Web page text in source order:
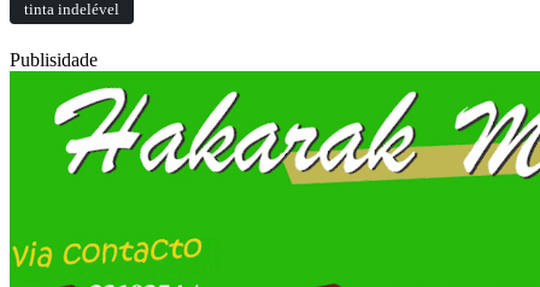
tinta indelével
Publisidade